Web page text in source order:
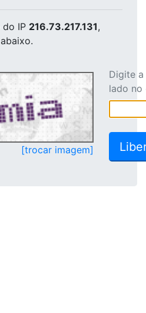
do IP 216.73.217.131,
[trocar imagem]
Digite
lado no